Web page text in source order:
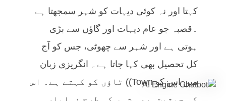
کہتا اور نہ کوئی دیہات کو شہر سمجھتا ہے
۔قصبہ جو عام دیہات اور گاؤں سے بڑی
ہوتی ہے اور شہر سے چھوٹی، جس کو آج
کل تحصیل بھی کہا جاتا ہے۔ انگریزی زبان
میں اس کو Town)) ٹاؤں کو کہتے ہے۔ اس